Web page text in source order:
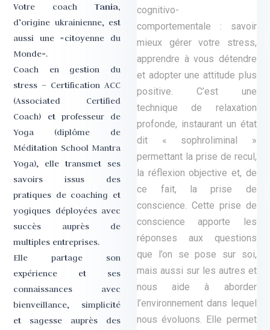
Votre coachTania,
d’origine ukrainienne, est
aussi une «citoyenne du
Monde».
Coach en gestion du
stress – Certification ACC
(Associated Certified
Coach) et professeur de
Yoga (diplôme de
Méditation School Mantra
Yoga), elle transmet ses
savoirs issus des
pratiques de coaching et
yogiques déployées avec
succès auprès de
multiples entreprises.
Elle partage son
expérience et ses
connaissances avec
bienveillance, simplicité
et sagesse auprès des
cognitivo-
comportementale : savoir
mieux gérer votre stress,
apprendre à vous détendre
et adopter une attitude plus
positive. C’est une
technique de relaxation
profonde, instaurant un état
dit « sophroliminal »
permettant la prise de recul,
la réflexion objective et, de
ce fait, la prise de
conscience. Cette prise de
conscience apporte les
réponses aux questions
que l’on se pose sur soi,
mais aussi sur les autres et
nous aide à aborder
l’environnement dans lequel
nous évoluons. Elle permet